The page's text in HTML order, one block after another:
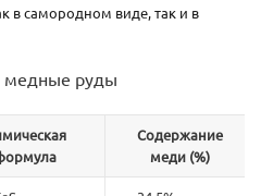
в самородном виде, так и в
медные руды
Содержание
меди (%)